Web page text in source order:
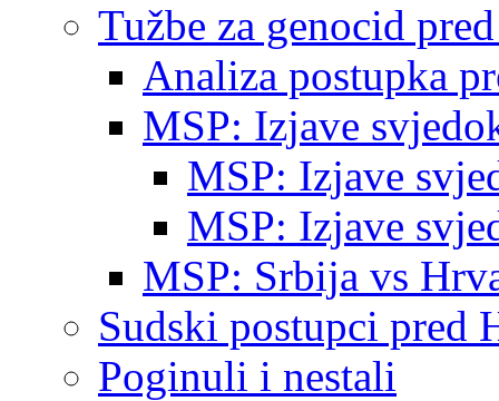
Tužbe za genocid
Analiza postupka
MSP: Izjave
MSP: Izjave
MSP: Izjave
MSP: Srbija vs
Sudski postupci pred
Poginuli i nestali